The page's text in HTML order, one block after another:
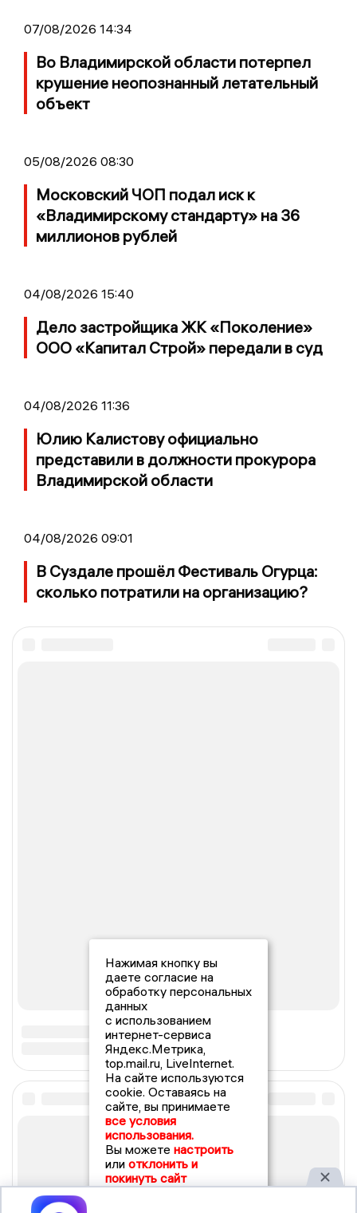
07/08/2026 14:34
Во Владимирской области потерпел
крушение неопознанный летательный
объект
05/08/2026 08:30
Московский ЧОП подал иск к
«Владимирскому стандарту» на 36
миллионов рублей
04/08/2026 15:40
Дело застройщика ЖК «Поколение»
ООО «Капитал Строй» передали в суд
04/08/2026 11:36
Юлию Калистову официально
представили в должности прокурора
Владимирской области
04/08/2026 09:01
В Суздале прошёл Фестиваль Огурца:
сколько потратили на организацию?
Нажимая кнопку вы
даете согласие на
обработку персональных
данных
с использованием
интернет-сервиса
Яндекс.Метрика,
top.mail.ru, LiveInternet.
На сайте используются
cookie. Оставаясь на
сайте, вы принимаете
все условия
использования.
Вы можете настроить
или отклонить и
покинуть сайт